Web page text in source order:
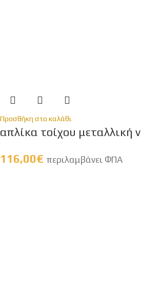
Προσθήκη στο καλάθι
απλίκα τοίχου μεταλλική
116,00€ περιλαμβάνει ΦΠΑ